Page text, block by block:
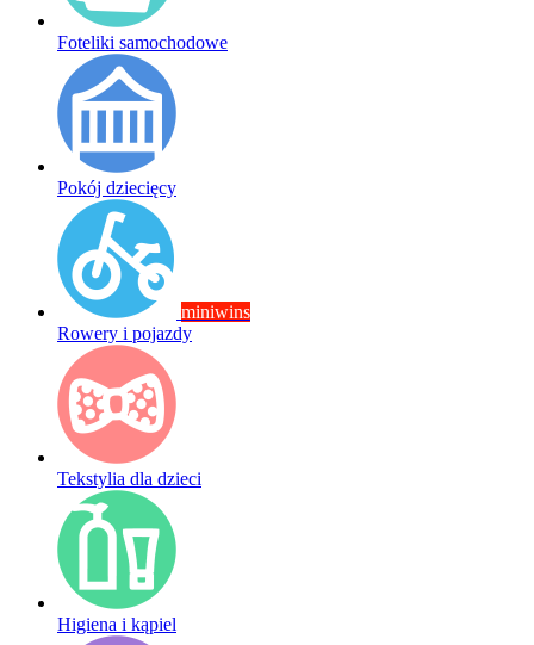
Foteliki samochodowe
Pokój dziecięcy
miniwins
Rowery i pojazdy
Tekstylia dla dzieci
Higiena i kąpiel